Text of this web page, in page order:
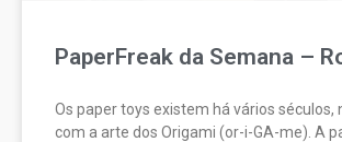
PaperFreak da Semana –
Os paper toys existem há vários séculos,
com a arte dos Origami (or-i-GA-me). A